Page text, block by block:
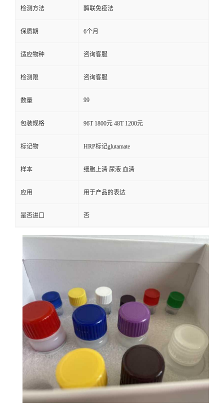
检测方法 酶联免疫法
保质期 6个月
适应物种 咨询客服
检测限 咨询客服
数量 99
包装规格 96T 1800元 48T 1200元
标记物 HRP标记glutamate
样本 细胞上清 尿液 血清
应用 用于产品的表达
是否进口 否